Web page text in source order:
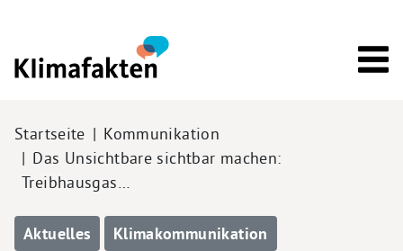
Pfadnavigation
Startseite
Kommunikation
Das Unsichtbare sichtbar machen:
Treibhausgas…
Aktuelles Klimakommunikation